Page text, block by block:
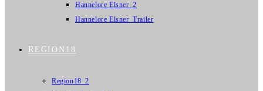
Hannelore Elsner_2
Hannelore Elsner_Trailer
REGION18
Region18_2